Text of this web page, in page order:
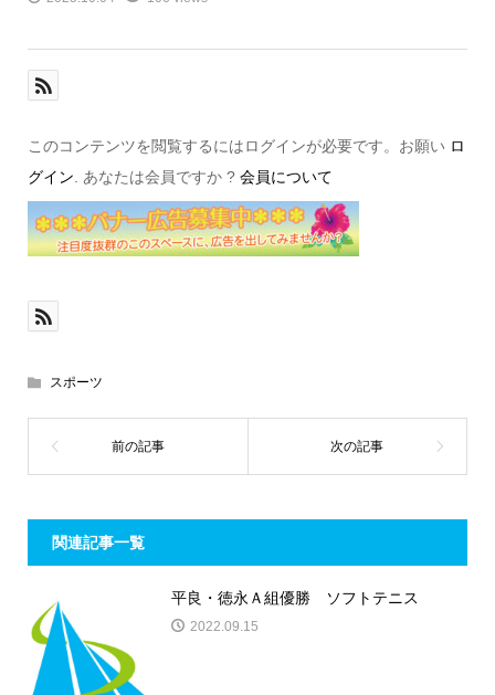
このコンテンツを閲覧するにはログインが必要です。お願い ロ
グイン . あなたは会員ですか ? 会員について
スポーツ
関連記事一覧
平良・徳永Ａ組優勝 ソフトテニス
2022.09.15